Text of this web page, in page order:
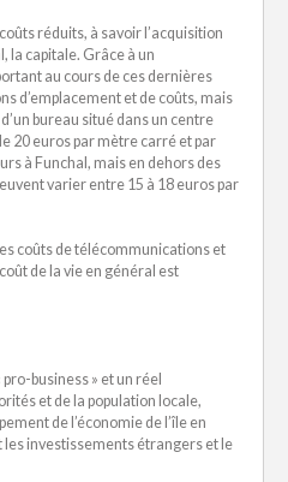
réduits, à savoir l’acquisition
la capitale. Grâce à un
au cours de ces dernières
d’emplacement et de coûts, mais
bureau situé dans un centre
20 euros par mètre carré et par
à Funchal, mais en dehors des
varier entre 15 à 18 euros par
coûts de télécommunications et
de la vie en général est
business » et un réel
et de la population locale,
de l’économie de l’île en
investissements étrangers et le